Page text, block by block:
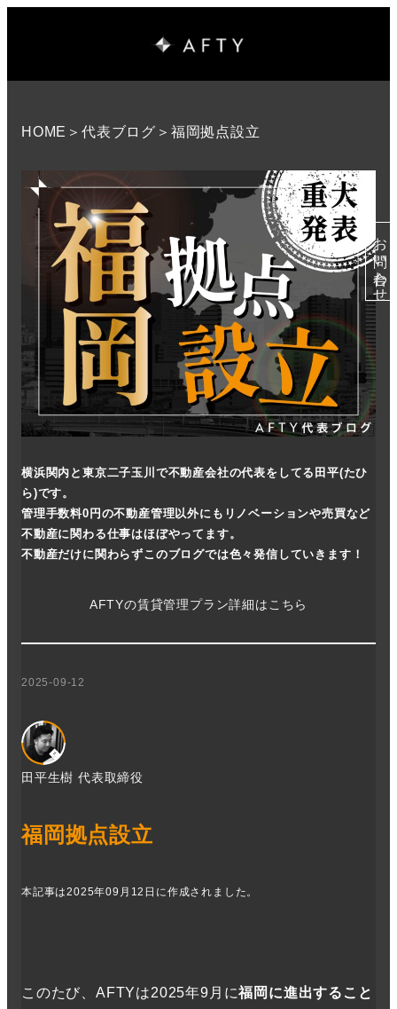
お問い合わせ
HOME ＞代表ブログ ＞福岡拠点設立
横浜関内と東京二子玉川で不動産会社の代表をしてる田平(たひ
ら)です。
管理手数料0円の不動産管理以外にもリノベーションや売買など
不動産に関わる仕事はほぼやってます。
不動産だけに関わらずこのブログでは色々発信していきます！
AFTYの賃貸管理プラン詳細はこちら
2025-09-12
田平生樹 代表取締役
福岡拠点設立
本記事は2025年09月12日に作成されました。
このたび、AFTYは2025年9月に福岡に進出すること